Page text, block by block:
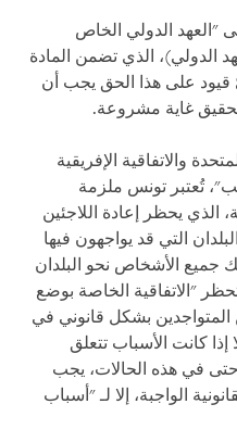
"العهد الدولي الخاص
الدولي)، الذي تضمن المادة
قيود على هذا الحق يجب أن
غاية مشروعة.
والاتفاقية الإفريقية
تُعتبر تونس ملزمة
الذي يحظر إعادة اللاجئين
التي قد يواجهون فيها
جميع الأشخاص نحو البلدان
"الاتفاقية الخاصة بوضع
طرد اللاجئين المتواجدين بشكل قانوني في
كانت الأسباب تتعلق
في هذه الحالات، يجب
الواجبة، إلا لـ "أسباب